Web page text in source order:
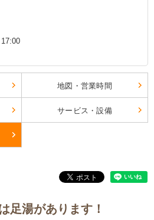
17:00
地図・営業時間
サービス・設備
足湯があります！